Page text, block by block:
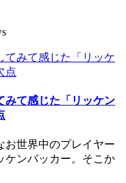
みて感じた「リッケン
お世界中のプレイヤー
ケンバッカー。そこか